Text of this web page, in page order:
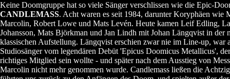
Keine Doomgruppe hat so viele Sänger verschlissen wie die Epic-
CANDLEMASS. Acht waren es seit 1984, darunter Koryphäen wie
Marcolin, Robert Lowe und Mats Levén. Heute kamen Leif Edling,
Johansson, Mats Björkman und Jan Lindh mit Johan Längqvist in der
klassischen Aufstellung. Längqvist erschien zwar nie im Line-up, war
Studiosänger vom legendären Debüt 'Epicus Doomicus Metallicus',
richtiges Mitglied sein wollte - und später nach dem Ausstieg von
Marcolin nicht mehr genommen wurde. Candlemass ließen die